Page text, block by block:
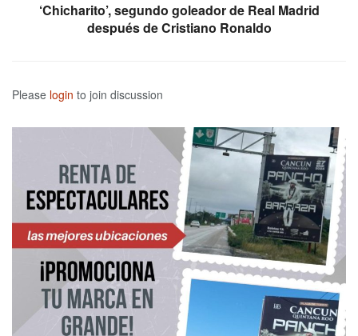
‘Chicharito’, segundo goleador de Real Madrid
después de Cristiano Ronaldo
Please login to join discussion